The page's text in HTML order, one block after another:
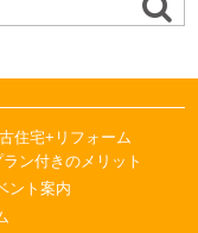
住宅+リフォーム
ン付きのメリット
ント案内